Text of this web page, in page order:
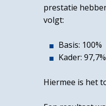
prestatie
volgt:
Basis: 100%
Kader: 97,7%
Hiermee is het